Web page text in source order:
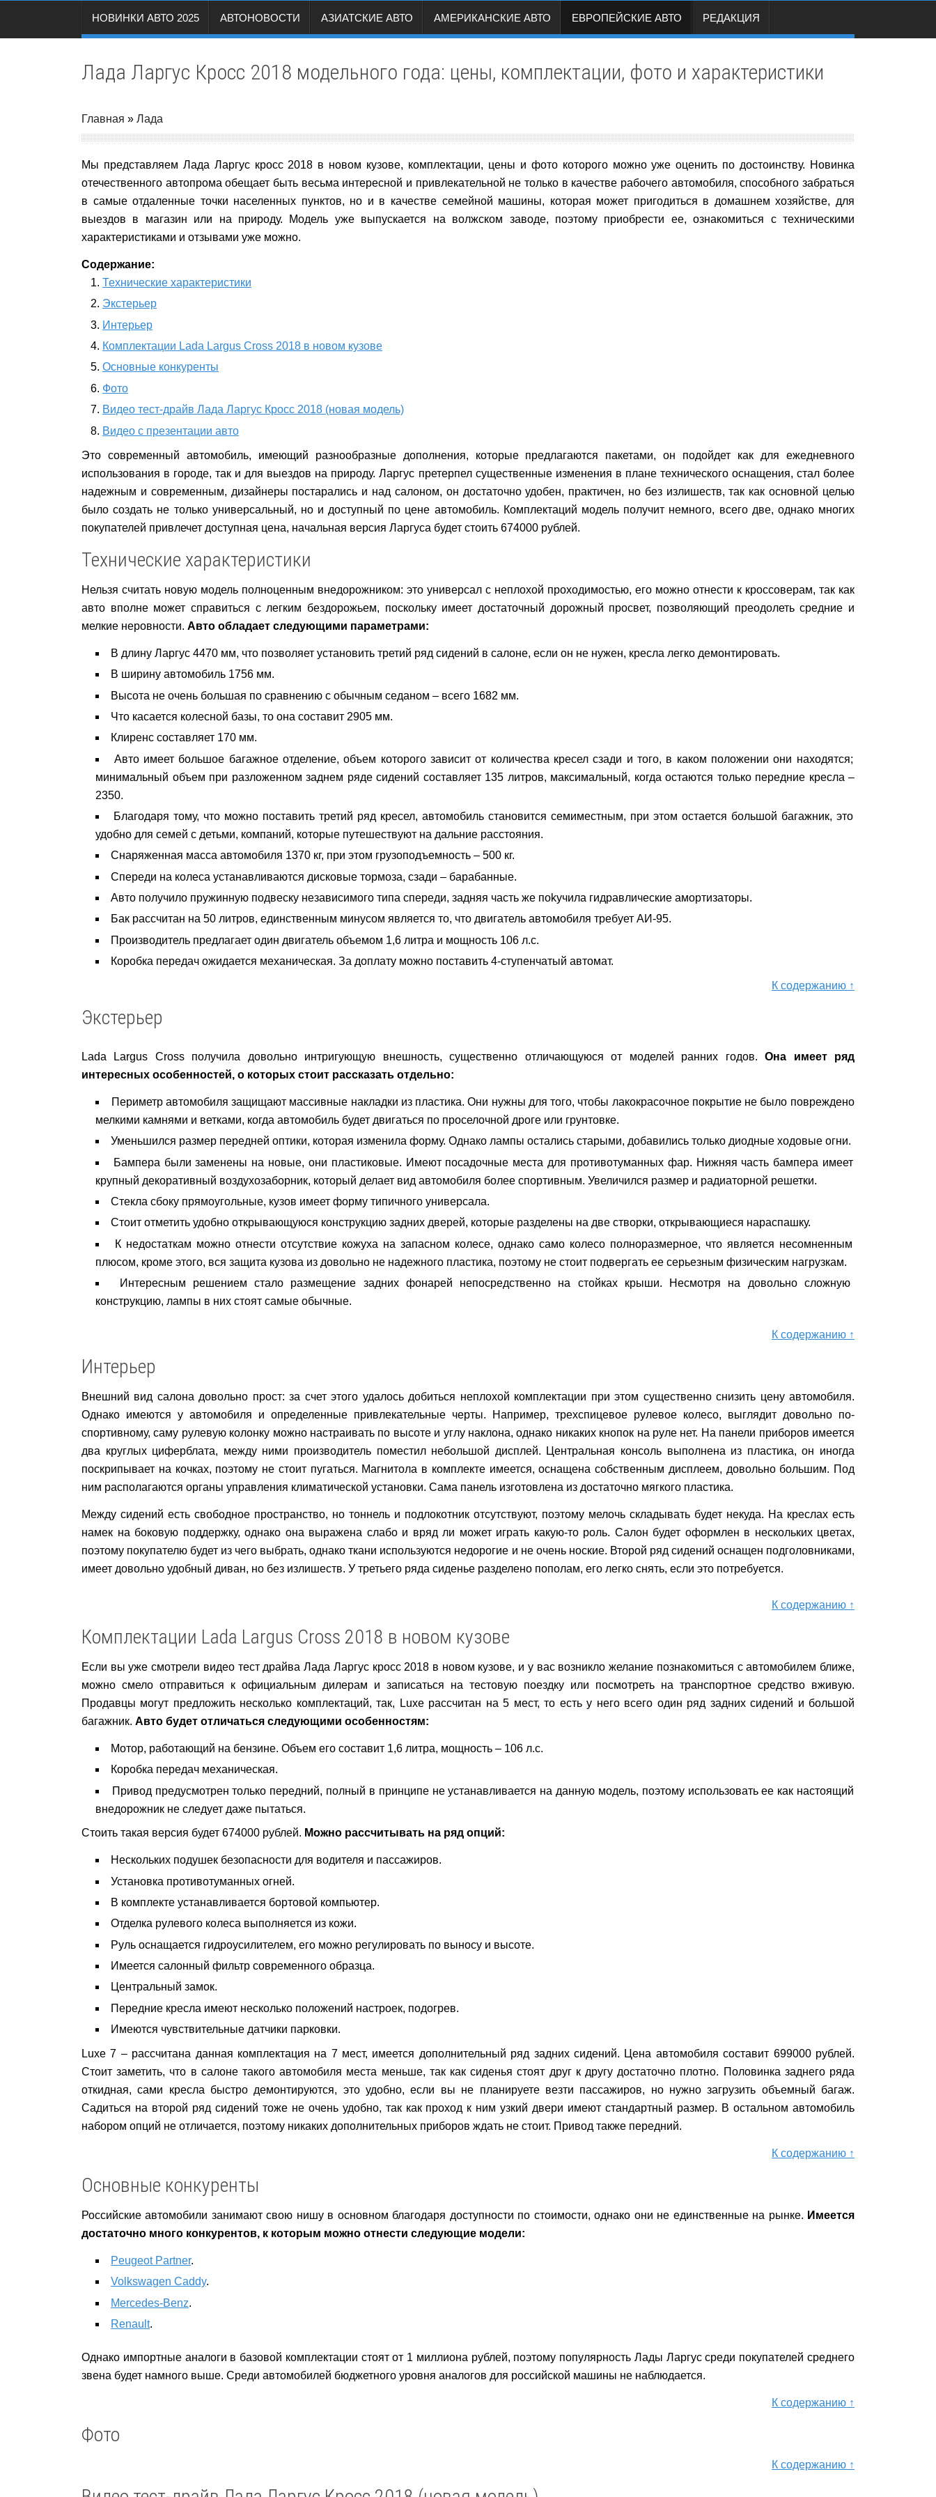
НОВИНКИ АВТО 2025 АВТОНОВОСТИ АЗИАТСКИЕ АВТО АМЕРИКАНСКИЕ АВТО ЕВРОПЕЙСКИЕ АВТО РЕДАКЦИЯ
Лада Ларгус Кросс 2018 модельного года: цены, комплектации, фото и характеристики
Главная » Лада
Мы представляем Лада Ларгус кросс 2018 в новом кузове, комплектации, цены и фото которого можно уже оценить по достоинству. Новинка
отечественного автопрома обещает быть весьма интересной и привлекательной не только в качестве рабочего автомобиля, способного забраться
в самые отдаленные точки населенных пунктов, но и в качестве семейной машины, которая может пригодиться в домашнем хозяйстве, для
выездов в магазин или на природу. Модель уже выпускается на волжском заводе, поэтому приобрести ее, ознакомиться с техническими
характеристиками и отзывами уже можно.
Содержание:
Технические характеристики
Экстерьер
Интерьер
Комплектации Lada Largus Cross 2018 в новом кузове
Основные конкуренты
Фото
Видео тест-драйв Лада Ларгус Кросс 2018 (новая модель)
Видео с презентации авто
Это современный автомобиль, имеющий разнообразные дополнения, которые предлагаются пакетами, он подойдет как для ежедневного
использования в городе, так и для выездов на природу. Ларгус претерпел существенные изменения в плане технического оснащения, стал более
надежным и современным, дизайнеры постарались и над салоном, он достаточно удобен, практичен, но без излишеств, так как основной целью
было создать не только универсальный, но и доступный по цене автомобиль. Комплектаций модель получит немного, всего две, однако многих
покупателей привлечет доступная цена, начальная версия Ларгуса будет стоить 674000 рублей.
Технические характеристики
Нельзя считать новую модель полноценным внедорожником: это универсал с неплохой проходимостью, его можно отнести к кроссоверам, так как
авто вполне может справиться с легким бездорожьем, поскольку имеет достаточный дорожный просвет, позволяющий преодолеть средние и
мелкие неровности. Авто обладает следующими параметрами:
В длину Ларгус 4470 мм, что позволяет установить третий ряд сидений в салоне, если он не нужен, кресла легко демонтировать.
В ширину автомобиль 1756 мм.
Высота не очень большая по сравнению с обычным седаном – всего 1682 мм.
Что касается колесной базы, то она составит 2905 мм.
Клиренс составляет 170 мм.
Авто имеет большое багажное отделение, объем которого зависит от количества кресел сзади и того, в каком положении они находятся;
минимальный объем при разложенном заднем ряде сидений составляет 135 литров, максимальный, когда остаются только передние кресла –
2350.
Благодаря тому, что можно поставить третий ряд кресел, автомобиль становится семиместным, при этом остается большой багажник, это
удобно для семей с детьми, компаний, которые путешествуют на дальние расстояния.
Снаряженная масса автомобиля 1370 кг, при этом грузоподъемность – 500 кг.
Спереди на колеса устанавливаются дисковые тормоза, сзади – барабанные.
Авто получило пружинную подвеску независимого типа спереди, задняя часть же поkучила гидравлические амортизаторы.
Бак рассчитан на 50 литров, единственным минусом является то, что двигатель автомобиля требует АИ-95.
Производитель предлагает один двигатель объемом 1,6 литра и мощность 106 л.с.
Коробка передач ожидается механическая. За доплату можно поставить 4-ступенчатый автомат.
К содержанию ↑
Экстерьер
Lada Largus Cross получила довольно интригующую внешность, существенно отличающуюся от моделей ранних годов.Она имеет ряд
интересных особенностей, о которых стоит рассказать отдельно:
Периметр автомобиля защищают массивные накладки из пластика. Они нужны для того, чтобы лакокрасочное покрытие не было повреждено
мелкими камнями и ветками, когда автомобиль будет двигаться по проселочной дроге или грунтовке.
Уменьшился размер передней оптики, которая изменила форму. Однако лампы остались старыми, добавились только диодные ходовые огни.
Бампера были заменены на новые, они пластиковые. Имеют посадочные места для противотуманных фар. Нижняя часть бампера имеет
крупный декоративный воздухозаборник, который делает вид автомобиля более спортивным. Увеличился размер и радиаторной решетки.
Стекла сбоку прямоугольные, кузов имеет форму типичного универсала.
Стоит отметить удобно открывающуюся конструкцию задних дверей, которые разделены на две створки, открывающиеся нараспашку.
К недостаткам можно отнести отсутствие кожуха на запасном колесе, однако само колесо полноразмерное, что является несомненным
плюсом, кроме этого, вся защита кузова из довольно не надежного пластика, поэтому не стоит подвергать ее серьезным физическим нагрузкам.
Интересным решением стало размещение задних фонарей непосредственно на стойках крыши. Несмотря на довольно сложную
конструкцию, лампы в них стоят самые обычные.
К содержанию ↑
Интерьер
Внешний вид салона довольно прост: за счет этого удалось добиться неплохой комплектации при этом существенно снизить цену автомобиля.
Однако имеются у автомобиля и определенные привлекательные черты. Например, трехспицевое рулевое колесо, выглядит довольно по-
спортивному, саму рулевую колонку можно настраивать по высоте и углу наклона, однако никаких кнопок на руле нет. На панели приборов имеется
два круглых циферблата, между ними производитель поместил небольшой дисплей. Центральная консоль выполнена из пластика, он иногда
поскрипывает на кочках, поэтому не стоит пугаться. Магнитола в комплекте имеется, оснащена собственным дисплеем, довольно большим. Под
ним располагаются органы управления климатической установки. Сама панель изготовлена из достаточно мягкого пластика.
Между сидений есть свободное пространство, но тоннель и подлокотник отсутствуют, поэтому мелочь складывать будет некуда. На креслах есть
намек на боковую поддержку, однако она выражена слабо и вряд ли может играть какую-то роль. Салон будет оформлен в нескольких цветах,
поэтому покупателю будет из чего выбрать, однако ткани используются недорогие и не очень ноские. Второй ряд сидений оснащен подголовниками,
имеет довольно удобный диван, но без излишеств. У третьего ряда сиденье разделено пополам, его легко снять, если это потребуется.
К содержанию ↑
Комплектации Lada Largus Cross 2018 в новом кузове
Если вы уже смотрели видео тест драйва Лада Ларгус кросс 2018 в новом кузове, и у вас возникло желание познакомиться с автомобилем ближе,
можно смело отправиться к официальным дилерам и записаться на тестовую поездку или посмотреть на транспортное средство вживую.
Продавцы могут предложить несколько комплектаций, так, Luxe рассчитан на 5 мест, то есть у него всего один ряд задних сидений и большой
багажник. Авто будет отличаться следующими особенностям:
Мотор, работающий на бензине. Объем его составит 1,6 литра, мощность – 106 л.с.
Коробка передач механическая.
Привод предусмотрен только передний, полный в принципе не устанавливается на данную модель, поэтому использовать ее как настоящий
внедорожник не следует даже пытаться.
Стоить такая версия будет 674000 рублей. Можно рассчитывать на ряд опций:
Нескольких подушек безопасности для водителя и пассажиров.
Установка противотуманных огней.
В комплекте устанавливается бортовой компьютер.
Отделка рулевого колеса выполняется из кожи.
Руль оснащается гидроусилителем, его можно регулировать по выносу и высоте.
Имеется салонный фильтр современного образца.
Центральный замок.
Передние кресла имеют несколько положений настроек, подогрев.
Имеются чувствительные датчики парковки.
Luxe 7 – рассчитана данная комплектация на 7 мест, имеется дополнительный ряд задних сидений. Цена автомобиля составит 699000 рублей.
Стоит заметить, что в салоне такого автомобиля места меньше, так как сиденья стоят друг к другу достаточно плотно. Половинка заднего ряда
откидная, сами кресла быстро демонтируются, это удобно, если вы не планируете везти пассажиров, но нужно загрузить объемный багаж.
Садиться на второй ряд сидений тоже не очень удобно, так как проход к ним узкий двери имеют стандартный размер. В остальном автомобиль
набором опций не отличается, поэтому никаких дополнительных приборов ждать не стоит. Привод также передний.
К содержанию ↑
Основные конкуренты
Российские автомобили занимают свою нишу в основном благодаря доступности по стоимости, однако они не единственные на рынке. Имеется
достаточно много конкурентов, к которым можно отнести следующие модели:
Peugeot Partner.
Volkswagen Caddy.
Mercedes-Benz.
Renault.
Однако импортные аналоги в базовой комплектации стоят от 1 миллиона рублей, поэтому популярность Лады Ларгус среди покупателей среднего
звена будет намного выше. Среди автомобилей бюджетного уровня аналогов для российской машины не наблюдается.
К содержанию ↑
Фото
К содержанию ↑